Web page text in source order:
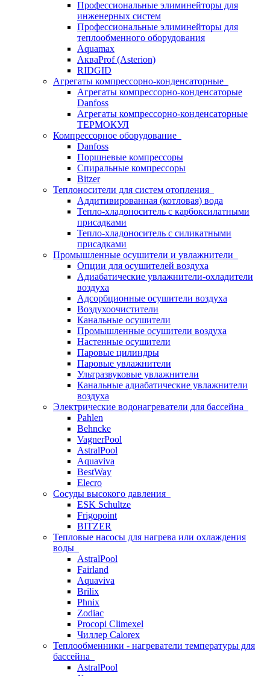
Профессиональные элиминейторы для
инженерных систем
Профессиональные элиминейторы для
теплообменного оборудования
Aquamax
АкваProf (Asterion)
RIDGID
Агрегаты компрессорно-конденсаторные
Агрегаты компрессорно-конденсаторые
Danfoss
Агрегаты компрессорно-конденсаторные
ТЕРМОКУЛ
Компрессорное оборудование
Danfoss
Поршневые компрессоры
Спиральные компрессоры
Bitzer
Теплоносители для систем отопления
Аддитивированная (котловая) вода
Тепло-хладоноситель с карбоксилатными
присадками
Тепло-хладоноситель с силикатными
присадками
Промышленные осушители и увлажнители
Опции для осушителей воздуха
Адиабатические увлажнители-охладители
воздуха
Адсорбционные осушители воздуха
Воздухоочистители
Канальные осушители
Промышленные осушители воздуха
Настенные осушители
Паровые цилиндры
Паровые увлажнители
Ультразвуковые увлажнители
Канальные адиабатические увлажнители
воздуха
Электрические водонагреватели для бассейна
Pahlen
Behncke
VagnerPool
AstralPool
Aquaviva
BestWay
Elecro
Сосуды высокого давления
ESK Schultze
Frigopoint
BITZER
Тепловые насосы для нагрева или охлаждения
воды
AstralPool
Fairland
Aquaviva
Brilix
Phnix
Zodiac
Procopi Climexel
Чиллер Calorex
Теплообменники - нагреватели температуры для
бассейна
AstralPool